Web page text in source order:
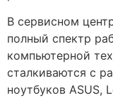
В сервисном
полный спектр
компьютерной
сталкиваются с
ноутбуков ASUS,